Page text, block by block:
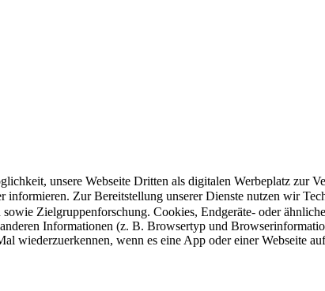
unsere Webseite Dritten als digitalen Werbeplatz zur
informieren. Zur Bereitstellung unserer Dienste nutzen wir
Zielgruppenforschung. Cookies, Endgeräte- oder
Informationen (z. B. Browsertyp und
wiederzuerkennen, wenn es eine App oder einer Webseite